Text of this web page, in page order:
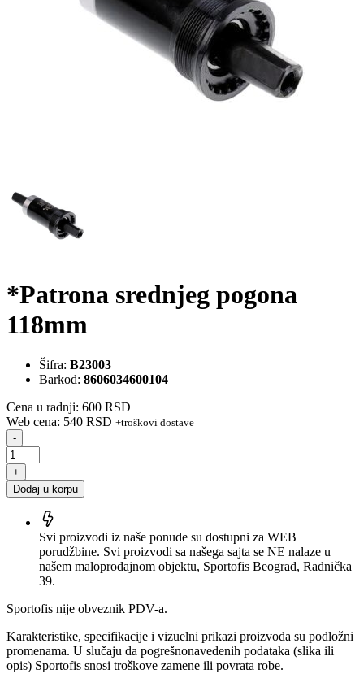
*Patrona srednjeg pogona
118mm
Šifra: B23003
Barkod: 8606034600104
Cena u radnji: 600 RSD
Web cena: 540 RSD +troškovi dostave
-
+
Dodaj u korpu
Svi proizvodi iz naše ponude su dostupni za WEB
porudžbine. Svi proizvodi sa našega sajta se NE nalaze u
našem maloprodajnom objektu, Sportofis Beograd, Radnička
39.
Sportofis nije obveznik PDV-a.
Karakteristike, specifikacije i vizuelni prikazi proizvoda su podložni
promenama. U slučaju da pogrešnonavedenih podataka (slika ili
opis) Sportofis snosi troškove zamene ili povrata robe.